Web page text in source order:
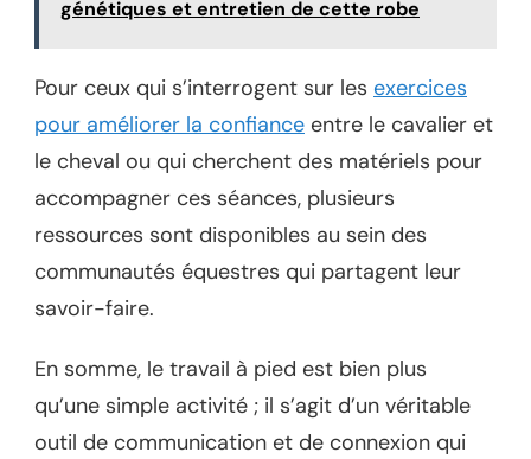
génétiques et entretien de cette robe
Pour ceux qui s’interrogent sur les exercices
pour améliorer la confiance entre le cavalier et
le cheval ou qui cherchent des matériels pour
accompagner ces séances, plusieurs
ressources sont disponibles au sein des
communautés équestres qui partagent leur
savoir-faire.
En somme, le travail à pied est bien plus
qu’une simple activité ; il s’agit d’un véritable
outil de communication et de connexion qui